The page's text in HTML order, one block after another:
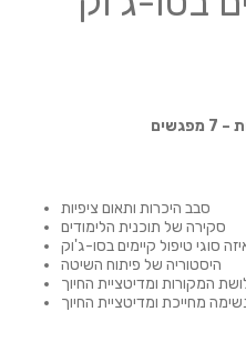
סבב היכרות ותאום ציפיות
סקירה של תוכנית הלימודים
סוגי טיפול קיימים בסו-ג'וק
היסטוריה של פיתוח השיטה
המקורות ומדיטציית החיוך
מחייכת ומדיטציית החיוך